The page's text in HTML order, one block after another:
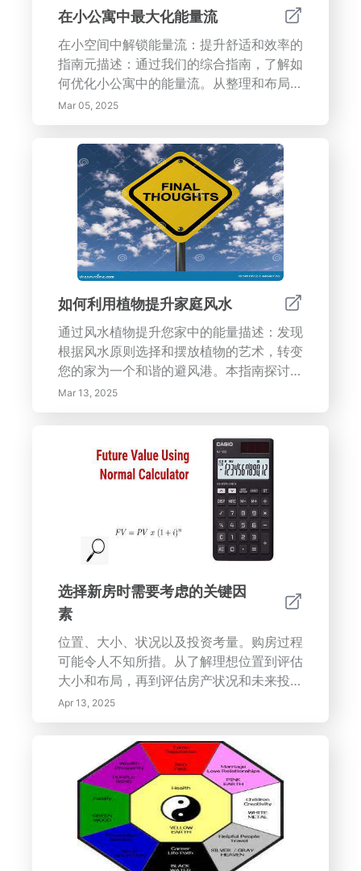
引力并定义空间。</li> <li><strong>将色
彩与装饰和家具相结合：</strong>找到除
了油漆之外添加色彩的方法。</li></ul>
<p><strong>关键词：</strong>色彩心
理学、室内设计、色彩组合、家居装饰、配
色方案、调色板、装饰、家具、油漆颜色、
色彩的情感影响</p>
在小公寓中最大化能量流
在小空间中解锁能量流：提升舒适和效率的
指南元描述：通过我们的综合指南，了解如
何优化小公寓中的能量流。从整理和布局优
化到利用自然光和舒缓色彩，学习增强氛
围、促进健康和创建和谐生活环境的策
略。---在本指南中，我们探索小公寓中能
量流的基本方面，重点是如何最大化舒适和
效率。您将了解到理解能量动态的重要性、
颜色和照明的作用以及有效的家具布置。我
们还强调自然元素、科技和个性化在创造温
暖和宜人空间中的重要性。发现如何通过整
理和优化布局来增强光线和移动，以及如何
选择舒缓的色彩组合和有意的装饰来营造积
极的氛围。通过实施这些策略，提升您的生
活体验，创造一个和谐而充满活力的环境。
Mar 05, 2025
如何利用植物提升家庭风水
通过风水植物提升您家中的能量描述：发现
根据风水原则选择和摆放植物的艺术，转变
您的家为一个和谐的避风港。本指南探讨了
理解基础风水原则、特定植物的影响以及优
化位置技巧以增强能量（气）流动的基本提
何提升您的生活空间，吸引繁荣、平衡与宁
静。保持健康的植物以获得充满活力的能
量，滋养身体和心灵。通过专家见解提升您
的家庭环境，促进积极能量，选择和护理风
Mar 13, 2025
选择新房时需要考虑的关键因
素
位置、大小、状况以及投资考量。购房过程
可能令人不知所措。从了解理想位置到评估
大小和布局，再到评估房产状况和未来投资
潜力，都需要仔细斟酌。
Apr 13, 2025